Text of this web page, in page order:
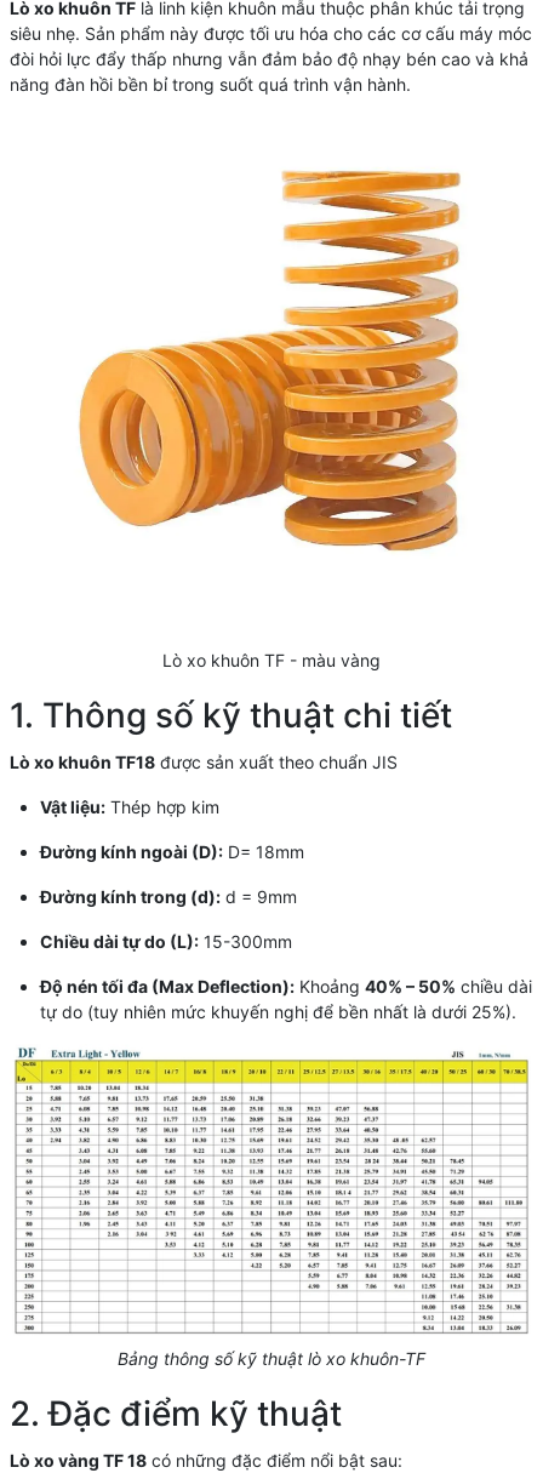
Lò xo khuôn TFlà linh kiện khuôn mẫu thuộc phân khúc tải trọng
siêu nhẹ. Sản phẩm này được tối ưu hóa cho các cơ cấu máy móc
đòi hỏi lực đẩy thấp nhưng vẫn đảm bảo độ nhạy bén cao và khả
năng đàn hồi bền bỉ trong suốt quá trình vận hành.
Lò xo khuôn TF - màu vàng
1. Thông số kỹ thuật chi tiết
Lò xo khuôn TF18được sản xuất theo chuẩn JIS
Vật liệu:Thép hợp kim
Đường kính ngoài (D):D= 18mm
Đường kính trong (d):d = 9mm
Chiều dài tự do (L):15-300mm
Độ nén tối đa (Max Deflection):Khoảng 40% – 50% chiều dài
tự do (tuy nhiên mức khuyến nghị để bền nhất là dưới 25%).
Bảng thông số kỹ thuật lò xo khuôn-TF
2. Đặc điểm kỹ thuật
Lò xo vàng TF 18có những đặc điểm nổi bật sau: